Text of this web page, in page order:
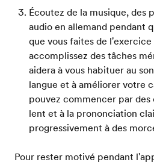
Écoutez de la musique, des
audio en allemand pendant
que vous faites de l'exercice
accomplissez des tâches
aidera à vous habituer au
langue et à améliorer votre
pouvez commencer par des
lent et à la prononciation
progressivement à des
Pour rester motivé pendant